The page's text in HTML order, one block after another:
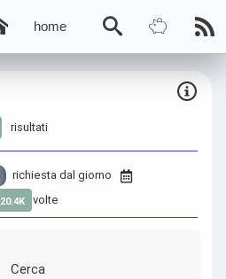
home
risultati
richiesta dal giorno
20.4K volte
Cerca